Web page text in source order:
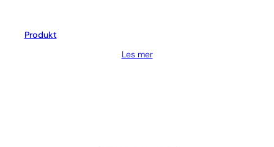
Produkt
Les mer